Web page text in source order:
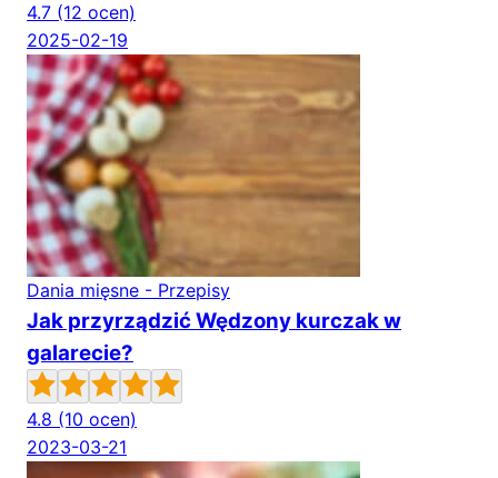
4.7 (12 ocen)
2025-02-19
Dania mięsne - Przepisy
Jak przyrządzić Wędzony kurczak w
galarecie?
4.8 (10 ocen)
2023-03-21